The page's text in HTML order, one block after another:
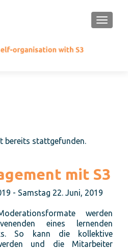
bereits stattgefunden.
mit S3
- Samstag 22. Juni, 2019
werden
eines lernenden
So kann die kollektive
und die Mitarbeiter